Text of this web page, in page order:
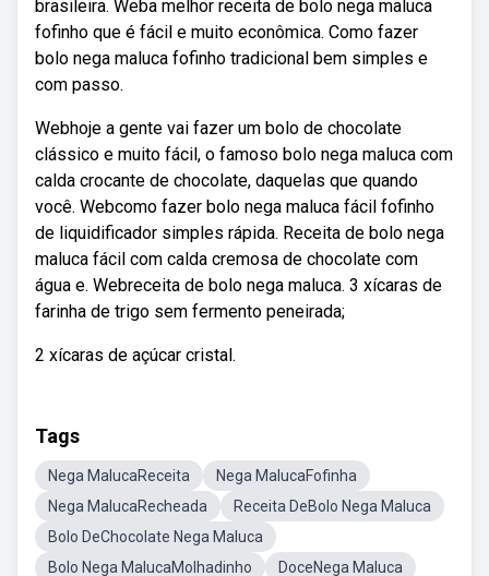
brasileira. Weba melhor receita de bolo nega maluca
fofinho que é fácil e muito econômica. Como fazer
bolo nega maluca fofinho tradicional bem simples e
com passo.
Webhoje a gente vai fazer um bolo de chocolate
clássico e muito fácil, o famoso bolo nega maluca com
calda crocante de chocolate, daquelas que quando
você. Webcomo fazer bolo nega maluca fácil fofinho
de liquidificador simples rápida. Receita de bolo nega
maluca fácil com calda cremosa de chocolate com
água e. Webreceita de bolo nega maluca. 3 xícaras de
farinha de trigo sem fermento peneirada;
2 xícaras de açúcar cristal.
Tags
Nega MalucaReceita
Nega MalucaFofinha
Nega MalucaRecheada
Receita DeBolo Nega Maluca
Bolo DeChocolate Nega Maluca
Bolo Nega MalucaMolhadinho
DoceNega Maluca